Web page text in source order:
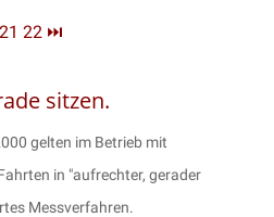
21 22 ⏭
sitzen.
gelten im Betrieb mit
in "aufrechter, gerader
Messverfahren.